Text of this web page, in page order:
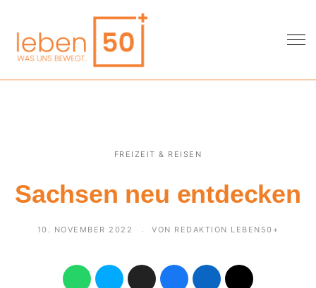
FREIZEIT & REISEN
Sachsen neu entdecken
10. NOVEMBER 2022 VON REDAKTION LEBEN50+